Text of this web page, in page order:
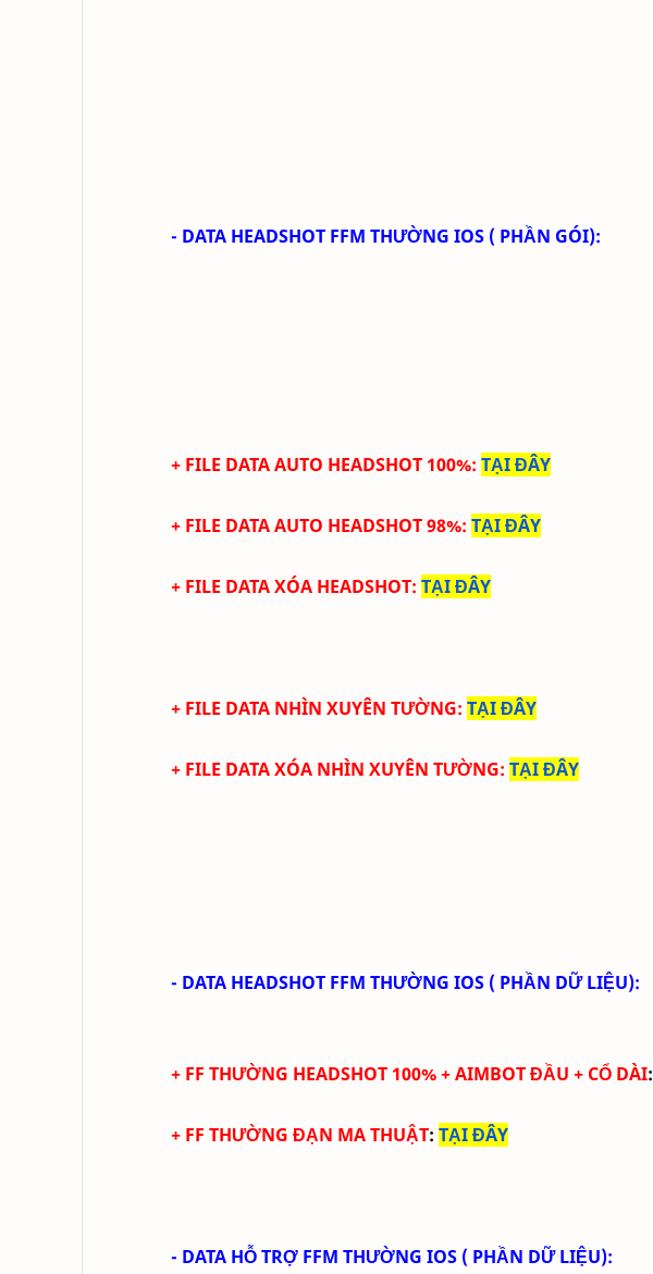
- DATA HEADSHOT FFM THƯỜNG IOS ( PHẦN GÓI):
+ FILE DATAAUTO HEADSHOT 100%: TẠI ĐÂY
+ FILE DATAAUTO HEADSHOT 98%: TẠI ĐÂY
+ FILE DATA XÓA HEADSHOT: TẠI ĐÂY
+ FILE DATA NHÌN XUYÊN TƯỜNG: TẠI ĐÂY
+ FILE DATA XÓA NHÌN XUYÊN TƯỜNG: TẠI ĐÂY
- DATA HEADSHOT FFM THƯỜNG IOS ( PHẦN DỮ LIỆU):
+ FF THƯỜNG HEADSHOT 100% + AIMBOT ĐẦU + CỔ DÀI:
+ FF THƯỜNG ĐẠN MA THUẬT: TẠI ĐÂY
- DATA HỖ TRỢ FFM THƯỜNG IOS ( PHẦN DỮ LIỆU):